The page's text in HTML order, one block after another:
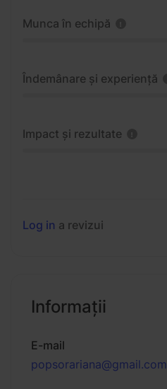
Munca în echipă
Îndemânare și experiență
Impact și rezultate
Log in a revizui
Informaţii
E-mail
popsorariana@gmail.com